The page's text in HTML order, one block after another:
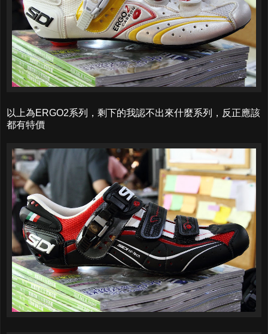
以上為ERGO2系列，剩下的我認不出來什麼系列，反正應該
都有特價